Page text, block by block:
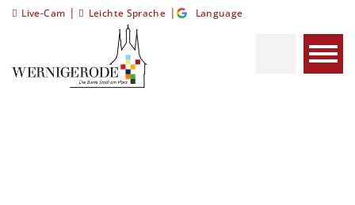
Live-Cam | Leichte Sprache | Language